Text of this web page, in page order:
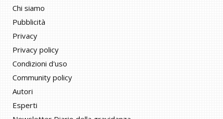
Chi siamo
Pubblicità
Privacy
Privacy policy
Condizioni d'uso
Community policy
Autori
Esperti